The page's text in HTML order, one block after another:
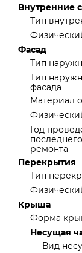
Внутренние
Тип
Фасад
Тип
Тип
фасада
Материал
Год
ремонта
Перекрытия
Тип
Крыша
Форма
Несущая
Вид